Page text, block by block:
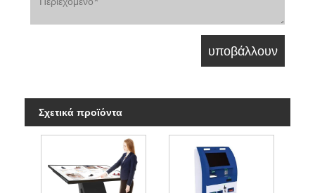
Σχετικά προϊόντα